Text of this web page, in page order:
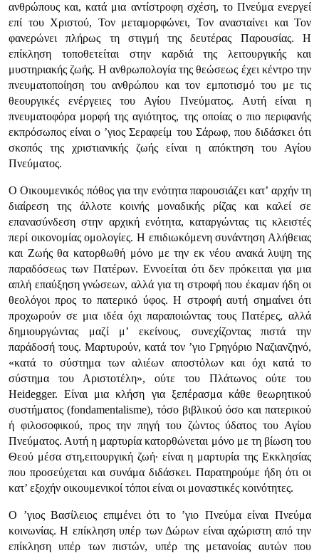
ανθρώπους και, κατά μια αντίστροφη σχέση, το Πνεύμα ενεργεί
επί του Χριστού, Τον μεταμορφώνει, Τον ανασταίνει και Τον
φανερώνει πλήρως τη στιγμή της δευτέρας Παρουσίας. Η
επίκληση τοποθετείται στην καρδιά της λειτουργικής και
μυστηριακής ζωής. Η ανθρωπολογία της θεώσεως έχει κέντρο την
πνευματοποίηση του ανθρώπου και τον εμποτισμό του με τις
θεουργικές ενέργειες του Αγίου Πνεύματος. Αυτή είναι η
πνευματοφόρα μορφή της αγιότητος, της οποίας ο πιο περιφανής
εκπρόσωπος είναι ο ’γιος Σεραφείμ του Σάρωφ, που διδάσκει ότι
σκοπός της χριστιανικής ζωής είναι η απόκτηση του Αγίου
Πνεύματος.
Ο Οικουμενικός πόθος για την ενότητα παρουσιάζει κατ’ αρχήν τη
διαίρεση της άλλοτε κοινής μοναδικής ρίζας και καλεί σε
επανασύνδεση στην αρχική ενότητα, καταργώντας τις κλειστές
περί οικονομίας ομολογίες. Η επιδιωκόμενη συνάντηση Αλήθειας
και Ζωής θα κατορθωθή μόνο με την εκ νέου ανακά λυψη της
παραδόσεως των Πατέρων. Εννοείται ότι δεν πρόκειται για μια
απλή επαύξηση γνώσεων, αλλά για τη στροφή που έκαμαν ήδη οι
θεολόγοι προς το πατερικό ύφος. Η στροφή αυτή σημαίνει ότι
προχωρούν σε μια ιδέα όχι παραποιώντας τους Πατέρες, αλλά
δημιουργώντας μαζί μ’ εκείνους, συνεχίζοντας πιστά την
παράδοσή τους. Μαρτυρούν, κατά τον ’γιο Γρηγόριο Ναζιανζηνό,
«κατά το σύστημα των αλιέων αποστόλων και όχι κατά το
σύστημα του Αριστοτέλη», ούτε του Πλάτωνος ούτε του
Heidegger. Είναι μια κλήση για ξεπέρασμα κάθε θεωρητικού
συστήματος (fondamentalisme), τόσο βιβλικού όσο και πατερικού
ή φιλοσοφικού, προς την πηγή του ζώντος ύδατος του Αγίου
Πνεύματος. Αυτή η μαρτυρία κατορθώνεται μόνο με τη βίωση του
Θεού μέσα στη,ειτουργική ζωή· είναι η μαρτυρία της Εκκλησίας
που προσεύχεται και συνάμα διδάσκει. Παρατηρούμε ήδη ότι οι
κατ’ εξοχήν οικουμενικοί τόποι είναι οι μοναστικές κοινότητες.
Ο ’γιος Βασίλειος επιμένει ότι το ’γιο Πνεύμα είναι Πνεύμα
κοινωνίας. Η επίκληση υπέρ των Δώρων είναι αχώριστη από την
επίκληση υπέρ των πιστών, υπέρ της μετανοίας αυτών που